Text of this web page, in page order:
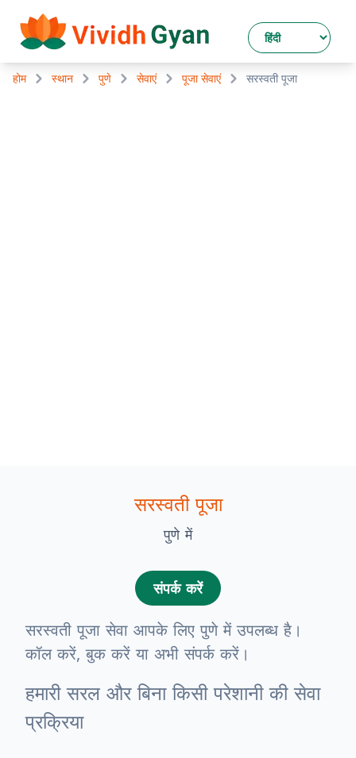
होम स्थान पुणे सेवाएं पूजा सेवाएं सरस्वती पूजा
सरस्वती पूजा
पुणे में
संपर्क करें
सरस्वती पूजा सेवा आपके लिए पुणे में उपलब्ध है।
कॉल करें, बुक करें या अभी संपर्क करें।
हमारी सरल और बिना किसी परेशानी की सेवा
प्रक्रिया